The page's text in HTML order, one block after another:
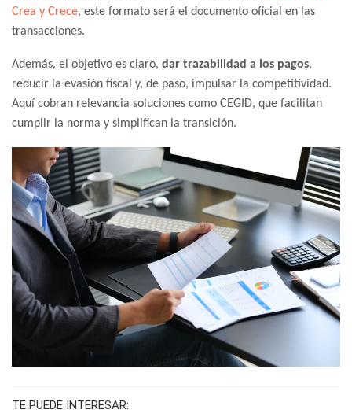
Crea y Crece, este formato será el documento oficial en las
transacciones.
Además, el objetivo es claro, dar trazabilidad a los pagos,
reducir la evasión fiscal y, de paso, impulsar la competitividad.
Aquí cobran relevancia soluciones como CEGID, que facilitan
cumplir la norma y simplifican la transición.
TE PUEDE INTERESAR: